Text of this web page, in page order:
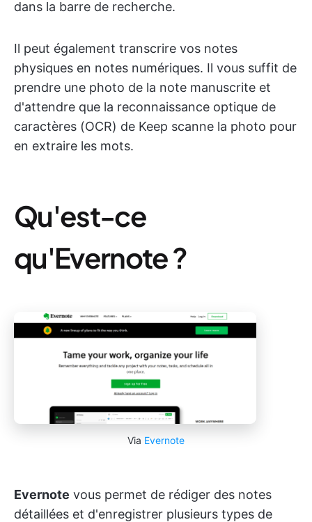
dans la barre de recherche.
Il peut également transcrire vos notes
physiques en notes numériques. Il vous suffit de
prendre une photo de la note manuscrite et
d'attendre que la reconnaissance optique de
caractères (OCR) de Keep scanne la photo pour
en extraire les mots.
Qu'est-ce
qu'Evernote ?
Via Evernote
Evernote vous permet de rédiger des notes
détaillées et d'enregistrer plusieurs types de